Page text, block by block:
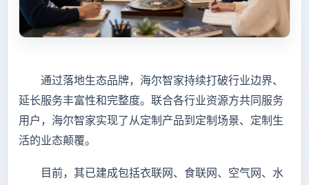
通过落地生态品牌，海尔智家持续打破行业边界、
延长服务丰富性和完整度。联合各行业资源方共同服务
用户，海尔智家实现了从定制产品到定制场景、定制生
活的业态颠覆。
目前，其已建成包括衣联网、食联网、空气网、水